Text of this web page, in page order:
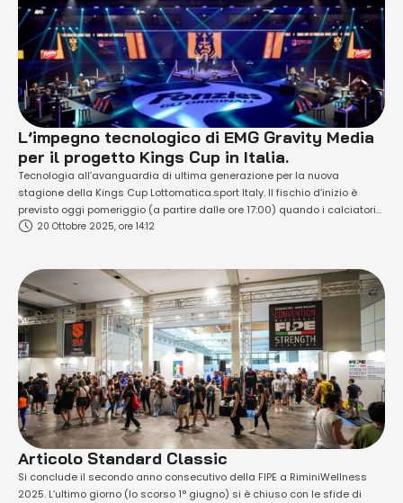
L’impegno tecnologico di EMG Gravity Media
per il progetto Kings Cup in Italia.
Tecnologia all’avanguardia di ultima generazione per la nuova
stagione della Kings Cup Lottomatica.sport Italy. Il fischio d’inizio è
previsto oggi pomeriggio (a partire dalle ore 17:00) quando i calciatori
del team BIGBRO entreranno in campo per affrontare gli avversari del FC
20 Ottobre 2025, ore 14:12
Articolo Standard Classic
Si conclude il secondo anno consecutivo della FIPE a RiminiWellness
2025. L’ultimo giorno (lo scorso 1° giugno) si è chiuso con le sfide di